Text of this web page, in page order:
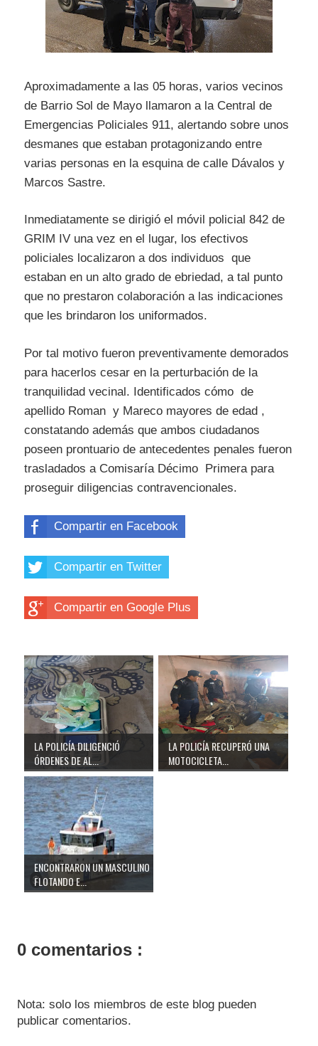
Aproximadamente a las 05 horas, varios vecinos
de Barrio Sol de Mayo llamaron a la Central de
Emergencias Policiales 911, alertando sobre unos
desmanes que estaban protagonizando entre
varias personas en la esquina de calle Dávalos y
Marcos Sastre.
Inmediatamente se dirigió el móvil policial 842 de
GRIM IV una vez en el lugar, los efectivos
policiales localizaron a dos individuos que
estaban en un alto grado de ebriedad, a tal punto
que no prestaron colaboración a las indicaciones
que les brindaron los uniformados.
Por tal motivo fueron preventivamente demorados
para hacerlos cesar en la perturbación de la
tranquilidad vecinal. Identificados cómo de
apellido Roman y Mareco mayores de edad ,
constatando además que ambos ciudadanos
poseen prontuario de antecedentes penales fueron
trasladados a Comisaría Décimo Primera para
proseguir diligencias contravencionales.
Compartir en Facebook
Compartir en Twitter
Compartir en Google Plus
LA POLICÍA DILIGENCIÓ
ÓRDENES DE AL...
LA POLICÍA RECUPERÓ UNA
MOTOCICLETA...
ENCONTRARON UN MASCULINO
FLOTANDO E...
0 comentarios :
Nota: solo los miembros de este blog pueden
publicar comentarios.